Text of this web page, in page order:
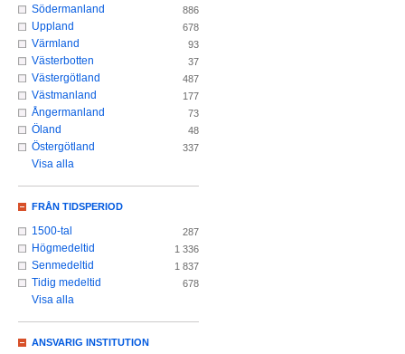
Södermanland 886
Uppland 678
Värmland 93
Västerbotten 37
Västergötland 487
Västmanland 177
Ångermanland 73
Öland 48
Östergötland 337
Visa alla
FRÅN TIDSPERIOD
1500-tal 287
Högmedeltid 1 336
Senmedeltid 1 837
Tidig medeltid 678
Visa alla
ANSVARIG INSTITUTION